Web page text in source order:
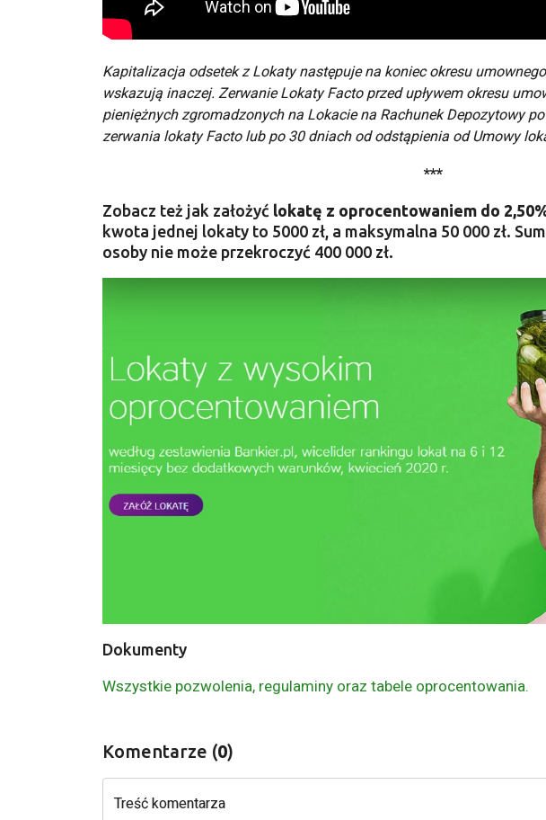
Kapitalizacja odsetek z Lokaty następuje na koniec okresu
wskazują inaczej. Zerwanie Lokaty Facto przed upływem okresu
pieniężnych zgromadzonych na Lokacie na Rachunek Depozytowy
zerwania lokaty Facto lub po 30 dniach od odstąpienia od Umowy
***
Zobacz też jak założyć lokatę z oprocentowaniem do
kwota jednej lokaty to 5000 zł, a maksymalna 50 000 zł.
osoby nie może przekroczyć 400 000 zł.
Dokumenty
Wszystkie pozwolenia, regulaminy oraz tabele oprocentowania.
Komentarze (0)
Treść komentarza